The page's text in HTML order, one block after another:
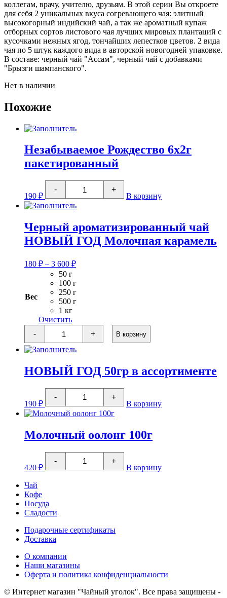
коллегам, врачу, учителю, друзьям. В этой серии Вы откроете
для себя 2 уникальных вкуса согревающего чая: элитный
высокогорный индийский чай, а так же ароматный купаж
отборных сортов листового чая лучших мировых плантаций с
кусочками нежных ягод, тончайших лепестков цветов. 2 вида
чая по 5 штук каждого вида в авторской новогодней упаковке.
В составе: черный чай "Ассам", черный чай с добавками
"Брызги шампанского".
Нет в наличии
Похожие
Незабываемое Рождество 6х2г
пакетированный
190 ₽
-
Количество
товара
Незабываемое
Рождество
пакетированный
+
В корзину
Черный ароматизированный чай
НОВЫЙ ГОД Молочная карамель
180 ₽ – 3 600 ₽Диапазон
180 ₽
–
3
Вес
50 г
100 г
250 г
500 г
1 кг
Очистить
-
Количество
товара
Черный
ароматизированный
НОВЫЙ
ГОД
+ В корзину
НОВЫЙ ГОД 50гр в ассортименте
190 ₽
-
Количество
товара
НОВЫЙ
ГОД
в
ассортименте
+
В корзину
Молочный оолонг 100г
420 ₽
-
Количество
товара
Молочный
+
В корзину
Чай
Кофе
Посуда
Сладости
Подарочные сертификаты
Доставка
О компании
Наши магазины
Оферта и политика конфиденциальности
© Интернет магазин "Чайный уголок". Все права защищены -